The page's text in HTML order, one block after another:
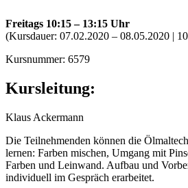
Freitags 10:15 – 13:15 Uhr
(Kursdauer: 07.02.2020 – 08.05.2020 |
Kursnummer: 6579
Kursleitung:
Klaus Ackermann
Die Teilnehmenden können die
lernen: Farben mischen, Umgang mit
Farben und Leinwand. Aufbau und
individuell im Gespräch erarbeitet.